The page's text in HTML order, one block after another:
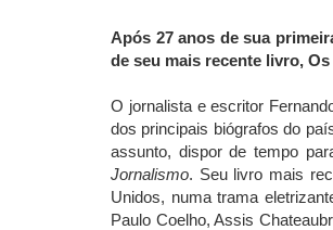
Após 27 anos de sua
de seu mais recente livro,
O jornalista e escritor
dos principais biógrafos do
assunto, dispor de tempo
Jornalismo. Seu livro mais
Unidos, numa trama
Paulo Coelho, Assis